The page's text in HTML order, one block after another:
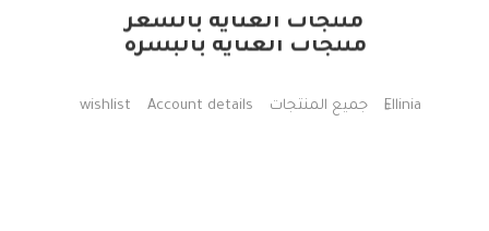
منتجات العناية بالشعر
منتجات العناية بالبشرة
Ellinia جميع المنتجات Account details
wishlist